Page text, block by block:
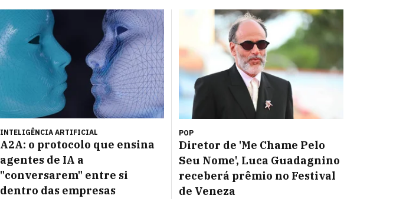
INTELIGÊNCIA ARTIFICIAL
A2A: o protocolo que ensina
agentes de IA a
"conversarem" entre si
dentro das empresas
POP
Diretor de 'Me Chame Pelo
Seu Nome', Luca Guadagnino
receberá prêmio no Festival
de Veneza